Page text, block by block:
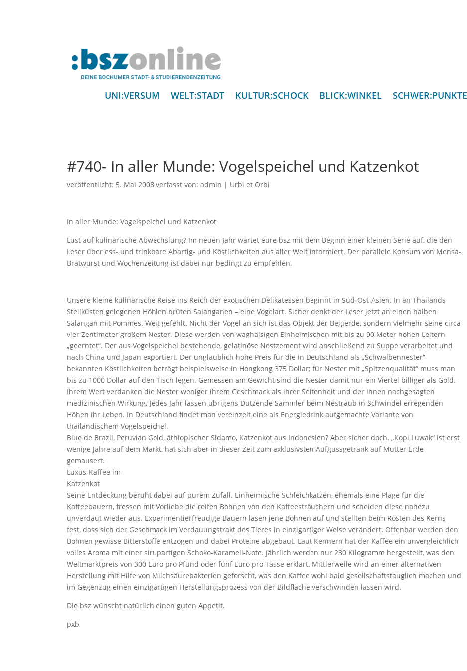
UNI:VERSUM WELT:STADT KULTUR:SCHOCK BLICK:WINKEL SCHWER:PUNKTE
#740- In aller Munde: Vogelspeichel und Katzenkot
veröffentlicht: 5. Mai 2008 verfasst von:admin | Urbi et Orbi
In aller Munde: Vogelspeichel und Katzenkot
Lust auf kulinarische Abwechslung? Im neuen Jahr wartet eure bsz mit dem Beginn einer kleinen Serie auf, die den
Leser über ess- und trinkbare Abartig- und Köstlichkeiten aus aller Welt informiert. Der parallele Konsum von Mensa-
Bratwurst und Wochenzeitung ist dabei nur bedingt zu empfehlen.
Unsere kleine kulinarische Reise ins Reich der exotischen Delikatessen beginnt in Süd-Ost-Asien. In an Thailands
Steilküsten gelegenen Höhlen brüten Salanganen – eine Vogelart. Sicher denkt der Leser jetzt an einen halben
Salangan mit Pommes. Weit gefehlt. Nicht der Vogel an sich ist das Objekt der Begierde, sondern vielmehr seine circa
vier Zentimeter großem Nester. Diese werden von waghalsigen Einheimischen mit bis zu 90 Meter hohen Leitern
„geerntet“. Der aus Vogelspeichel bestehende, gelatinöse Nestzement wird anschließend zu Suppe verarbeitet und
nach China und Japan exportiert. Der unglaublich hohe Preis für die in Deutschland als „Schwalbennester“
bekannten Köstlichkeiten beträgt beispielsweise in Hongkong 375 Dollar; für Nester mit „Spitzenqualität“ muss man
bis zu 1000 Dollar auf den Tisch legen. Gemessen am Gewicht sind die Nester damit nur ein Viertel billiger als Gold.
Ihrem Wert verdanken die Nester weniger ihrem Geschmack als ihrer Seltenheit und der ihnen nachgesagten
medizinischen Wirkung. Jedes Jahr lassen übrigens Dutzende Sammler beim Nestraub in Schwindel erregenden
Höhen ihr Leben. In Deutschland findet man vereinzelt eine als Energiedrink aufgemachte Variante von
thailändischem Vogelspeichel.
Blue de Brazil, Peruvian Gold, äthiopischer Sidamo, Katzenkot aus Indonesien? Aber sicher doch. „Kopi Luwak“ ist erst
wenige Jahre auf dem Markt, hat sich aber in dieser Zeit zum exklusivsten Aufgussgetränk auf Mutter Erde
gemausert.
Luxus-Kaffee im
Katzenkot
Seine Entdeckung beruht dabei auf purem Zufall. Einheimische Schleichkatzen, ehemals eine Plage für die
Kaffeebauern, fressen mit Vorliebe die reifen Bohnen von den Kaffeesträuchern und scheiden diese nahezu
unverdaut wieder aus. Experimentierfreudige Bauern lasen jene Bohnen auf und stellten beim Rösten des Kerns
fest, dass sich der Geschmack im Verdauungstrakt des Tieres in einzigartiger Weise verändert. Offenbar werden den
Bohnen gewisse Bitterstoffe entzogen und dabei Proteine abgebaut. Laut Kennern hat der Kaffee ein unvergleichlich
volles Aroma mit einer sirupartigen Schoko-Karamell-Note. Jährlich werden nur 230 Kilogramm hergestellt, was den
Weltmarktpreis von 300 Euro pro Pfund oder fünf Euro pro Tasse erklärt. Mittlerweile wird an einer alternativen
Herstellung mit Hilfe von Milchsäurebakterien geforscht, was den Kaffee wohl bald gesellschaftstauglich machen und
im Gegenzug einen einzigartigen Herstellungsprozess von der Bildfläche verschwinden lassen wird.
Die bsz wünscht natürlich einen guten Appetit.
pxb